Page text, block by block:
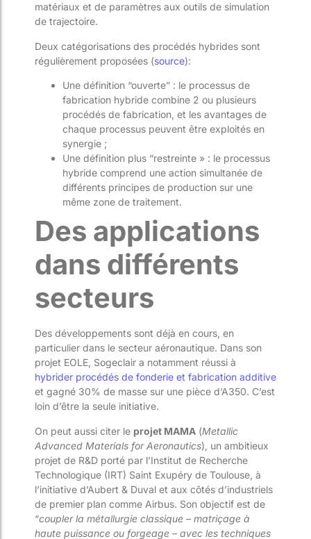
matériaux et de paramètres aux outils de simulation
de trajectoire.
Deux catégorisations des procédés hybrides sont
régulièrement proposées (source):
Une définition “ouverte” : le processus de
fabrication hybride combine 2 ou plusieurs
procédés de fabrication, et les avantages de
chaque processus peuvent être exploités en
synergie ;
Une définition plus “restreinte » : le processus
hybride comprend une action simultanée de
différents principes de production sur une
même zone de traitement.
Des applications
dans différents
secteurs
Des développements sont déjà en cours, en
particulier dans le secteur aéronautique. Dans son
projet EOLE, Sogeclair a notamment réussi à
hybrider procédés de fonderie et fabrication additive
et gagné 30% de masse sur une pièce d’A350. C’est
loin d’être la seule initiative.
On peut aussi citer le projet MAMA (Metallic
Advanced Materials for Aeronautics), un ambitieux
projet de R&D porté par l’Institut de Recherche
Technologique (IRT) Saint Exupéry de Toulouse, à
l’initiative d’Aubert & Duval et aux côtés d’industriels
de premier plan comme Airbus. Son objectif est de
“coupler la métallurgie classique – matriçage à
haute puissance ou forgeage – avec les techniques